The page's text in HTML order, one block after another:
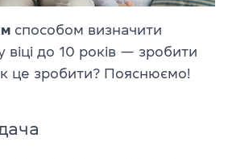
способом визначити
віці до 10 років — зробити
Як це зробити? Пояснюємо!